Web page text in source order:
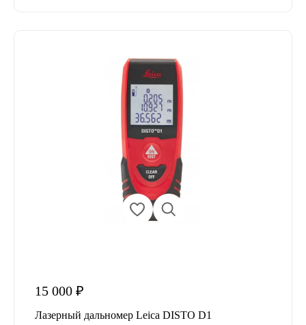
15 000 ₽
Лазерный дальномер Leica DISTO D1